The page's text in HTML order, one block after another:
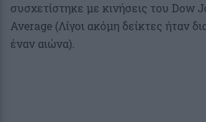
συσχετίστηκε με κινήσεις του
Average (Λίγοι ακόμη δείκτες ήταν
έναν αιώνα).